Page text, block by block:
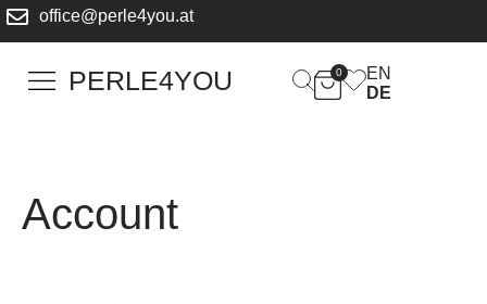
office@perle4you.at
PERLE4YOU 0
EN
DE
Account